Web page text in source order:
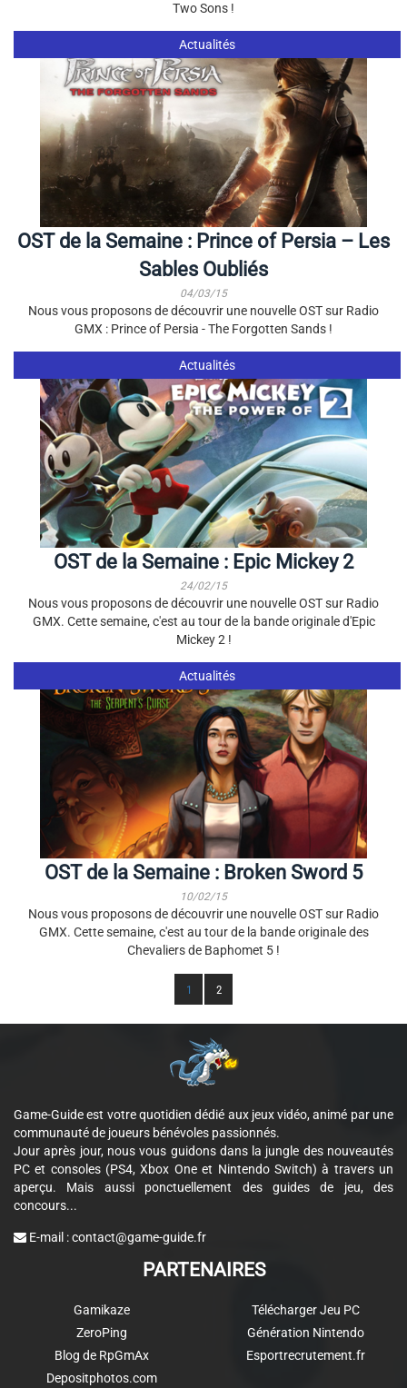
Two Sons !
Actualités
OST de la Semaine : Prince of Persia – Les
Sables Oubliés
04/03/15
Nous vous proposons de découvrir une nouvelle OST sur Radio
GMX : Prince of Persia - The Forgotten Sands !
Actualités
OST de la Semaine : Epic Mickey 2
24/02/15
Nous vous proposons de découvrir une nouvelle OST sur Radio
GMX. Cette semaine, c'est au tour de la bande originale d'Epic
Mickey 2 !
Actualités
OST de la Semaine : Broken Sword 5
10/02/15
Nous vous proposons de découvrir une nouvelle OST sur Radio
GMX. Cette semaine, c'est au tour de la bande originale des
Chevaliers de Baphomet 5 !
1 2
Game-Guide est votre quotidien dédié aux jeux vidéo, animé par une
communauté de joueurs bénévoles passionnés.
Jour après jour, nous vous guidons dans la jungle des nouveautés
PC et consoles (PS4, Xbox One et Nintendo Switch) à travers un
aperçu. Mais aussi ponctuellement des guides de jeu, des
concours...
E-mail :contact@game-guide.fr
PARTENAIRES
Gamikaze
ZeroPing
Blog de RpGmAx
Depositphotos.com
Télécharger Jeu PC
Génération Nintendo
Esportrecrutement.fr